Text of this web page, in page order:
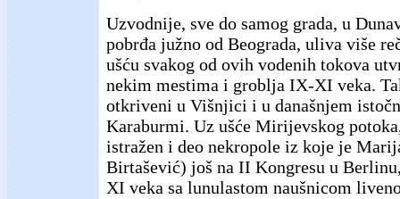
Uzvodnije, sve do samog grada, u
pobrđa južno od Beograda, uliva više
ušću svakog od ovih vodenih tokova
nekim mestima i groblja IX-XI veka.
otkriveni u Višnjici i u današnjem
Karaburmi. Uz ušće Mirijevskog
istražen i deo nekropole iz koje je
Birtašević) još na II Kongresu u
XI veka sa lunulastom naušnicom